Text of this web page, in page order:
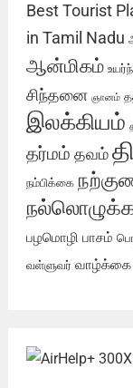
Best Tourist
in Tamil Nadu
ஆன்மிகம்
சிந்தனை ஞானம்
இலக்கியம்
தர்மம் தவம்
நம்பிக்கை
பழமொழி பாசம்
வள்ளுவர் வாழ்க்கை